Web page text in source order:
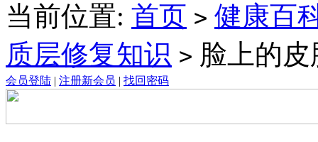
当前位置: 首页 > 健康百
质层修复知识 > 脸上的
会员登陆 | 注册新会员 | 找回密码